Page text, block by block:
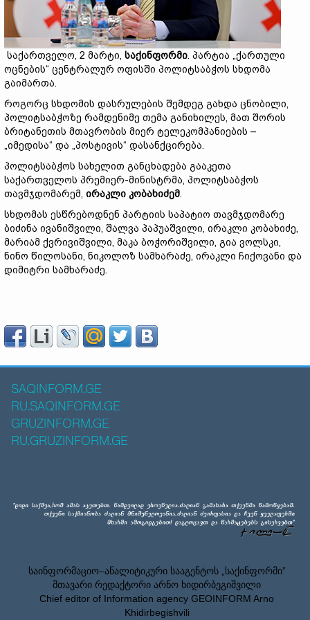
საქართველო, 2 მარტი, საქინფორმი. პარტია „ქართული
ოცნების“ ცენტრალურ ოფისში პოლიტსაბჭოს სხდომა
გაიმართა.
როგორც სხდომის დასრულების შემდეგ გახდა ცნობილი,
პოლიტსაბჭოზე რამდენიმე თემა განიხილეს, მათ შორის
ბრიტანეთის მთავრობის მიერ ტელეკომპანიების –
„იმედისა“ და „პოსტივის“ დასანქცირება.
პოლიტსაბჭოს სახელით განცხადება გააკეთა
საქართველოს პრემიერ-მინისტრმა, პოლიტსაბჭოს
თავმჯდომარემ, ირაკლი კობახიძემ.
სხდომას ესწრებოდნენ პარტიის საპატიო თავმჯდომარე
ბიძინა ივანიშვილი, შალვა პაპუაშვილი, ირაკლი კობახიძე,
მარიამ ქვრივიშვილი, მაკა ბოჭორიშვილი, გია ვოლსკი,
ნინო წილოსანი, ნიკოლოზ სამხარაძე, ირაკლი ჩიქოვანი და
დიმიტრი სამხარაძე.
SAQINFORM.GE
RU.SAQINFORM.GE
GRUZINFORM.GE
RU.GRUZINFORM.GE
საინფორმაციო–ანალიტიკური სააგენტოს „საქინფორმი”
მთავარი რედაქტორი არნო ხიდირბეგიშვილი
Chief editor of Information agency GEOINFORM Arno
Khidirbegishvili